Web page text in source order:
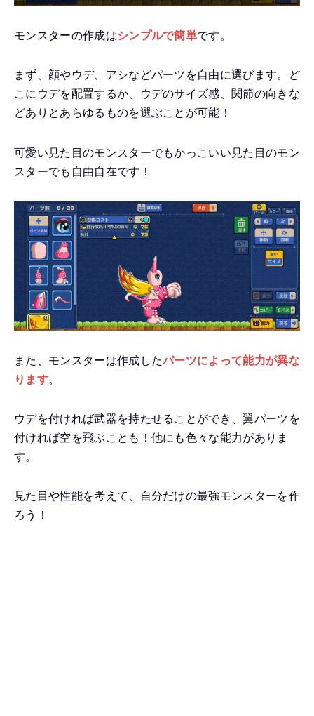
モンスターの作成はシンプルで簡単です。
まず、顔やウデ、アシなどパーツを自由に選びます。ど
こにウデを配置するか、ウデのサイズ感、関節の向きな
どありとあらゆるものを選ぶことが可能！
可愛い見た目のモンスターでもかっこいい見た目のモン
スターでも自由自在です！
また、モンスターは作成したパーツによって能力が異な
ります。
ウデを付ければ武器を持たせることができ、翼パーツを
付ければ空を飛ぶことも！他にも色々な能力がありま
す。
見た目や性能を考えて、自分だけの最強モンスターを作
ろう！